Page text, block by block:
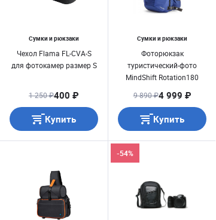
Сумки и рюкзаки
Чехол Flama FL-CVA-S
для фотокамер размер S
1 250 ₽400 ₽
Купить
Сумки и рюкзаки
Фоторюкзак
туристический-фото
MindShift Rotation180
9 890 ₽4 999 ₽
Купить
-54%